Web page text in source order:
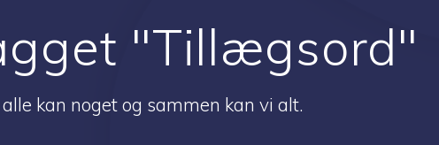
"Tillægsord"
kan noget og sammen kan vi alt.